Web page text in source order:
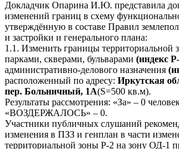
Докладчик Опарина И.Ю. представила
изменений границ в схему
утверждённую в составе Правил
и застройки и генерального плана:
1.1. Изменить границы территориальной
парками, скверами, бульварами (индекс
административно-делового назначения
расположенный по адресу: Иркутская
пер. Больничный, 1А(S=500 кв.м).
Результаты рассмотрения: «За» – 0
«ВОЗДЕРЖАЛОСЬ» – 0.
Участники публичных слушаний
изменения в ПЗЗ и генплан в части
территориальной зоны Р-2 на зону ОД-1